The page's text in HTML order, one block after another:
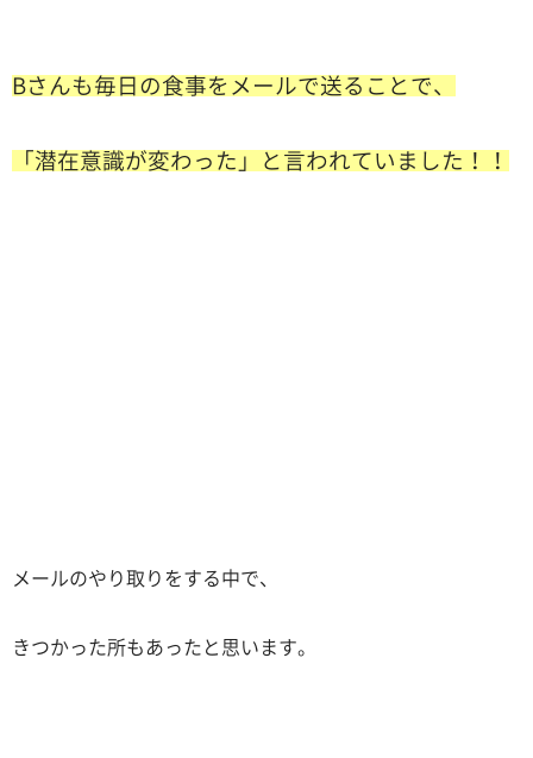
Bさんも毎日の食事をメールで送ることで、
「潜在意識が変わった」と言われていました！！
メールのやり取りをする中で、
きつかった所もあったと思います。